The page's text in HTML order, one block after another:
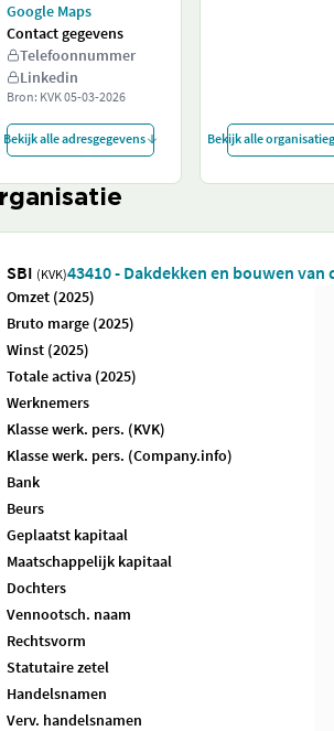
Google Maps
Contact gegevens
Telefoonnummer
Linkedin
Bron: KVK05-03-2026
Bekijk alle adresgegevens Bekijk alle
SBI (KVK)43410 - Dakdekken en bouwen
Omzet (2025)
Bruto marge (2025)
Winst (2025)
Totale activa (2025)
Werknemers
Klasse werk. pers. (KVK)
Klasse werk. pers. (Company.info)
Bank
Beurs
Geplaatst kapitaal
Maatschappelijk kapitaal
Dochters
Vennootsch. naam
Rechtsvorm
Statutaire zetel
Handelsnamen
Verv. handelsnamen